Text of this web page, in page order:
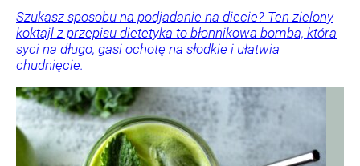
Szukasz sposobu na podjadanie na diecie? Ten zielony
koktajl z przepisu dietetyka to błonnikowa bomba, która
syci na długo, gasi ochotę na słodkie i ułatwia
chudnięcie.